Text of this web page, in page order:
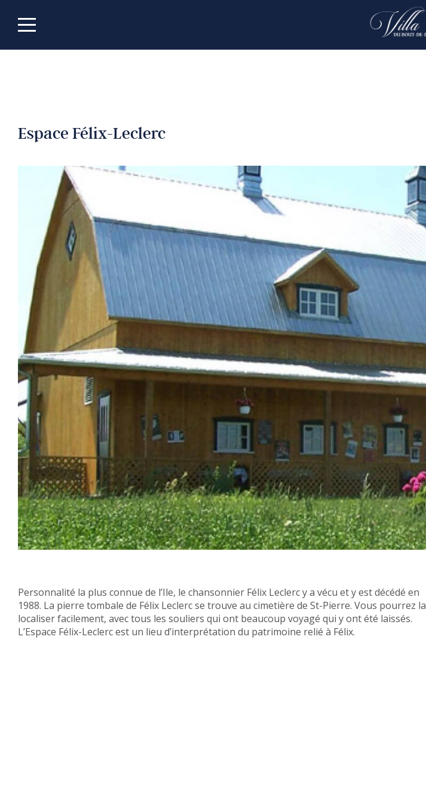
Espace Félix-Leclerc
Personnalité la plus connue de l’Ile, le chansonnier Félix Leclerc y a vécu et y est décédé en
1988. La pierre tombale de Félix Leclerc se trouve au cimetière de St-Pierre. Vous pourrez la
localiser facilement, avec tous les souliers qui ont beaucoup voyagé qui y ont été laissés.
L’Espace Félix-Leclerc est un lieu d’interprétation du patrimoine relié à Félix.